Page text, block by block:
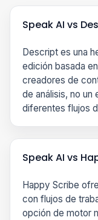
Speak AI vs
Descript es una
edición basada
creadores de
de análisis, no un
diferentes flujos
Speak AI vs
Happy Scribe
con flujos de
opción de motor